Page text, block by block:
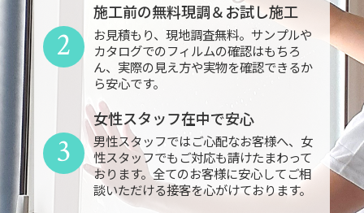
施工前の無料現調＆お試し施工
お見積もり、現地調査無料。サンプルや
カタログでのフィルムの確認はもちろ
ん、実際の見え方や実物を確認できるか
ら安心です。
2
女性スタッフ在中で安心
男性スタッフではご心配なお客様へ、女
性スタッフでもご対応も請けたまわって
おります。全てのお客様に安心してご相
談いただける接客を心がけております。
3